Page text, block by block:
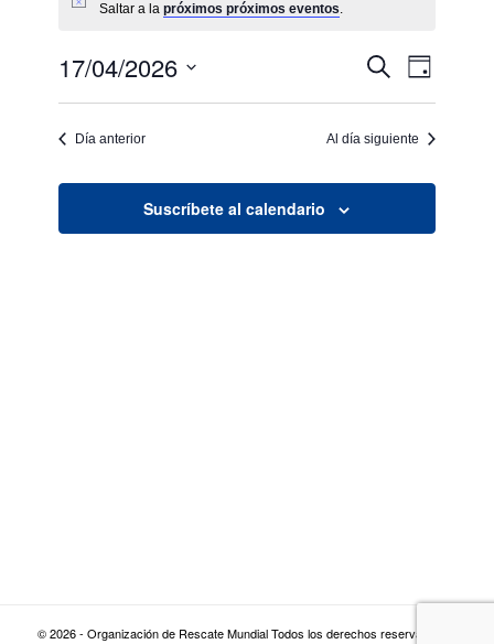
Saltar a lapróximos próximos eventos.
Eventos
y
BuscarEvento
Vistas
de
Día
17/04/2026
selección.
Día anterior Al día siguiente
Suscríbete al calendario
© 2026 - Organización de Rescate Mundial Todos los derechos reservados |